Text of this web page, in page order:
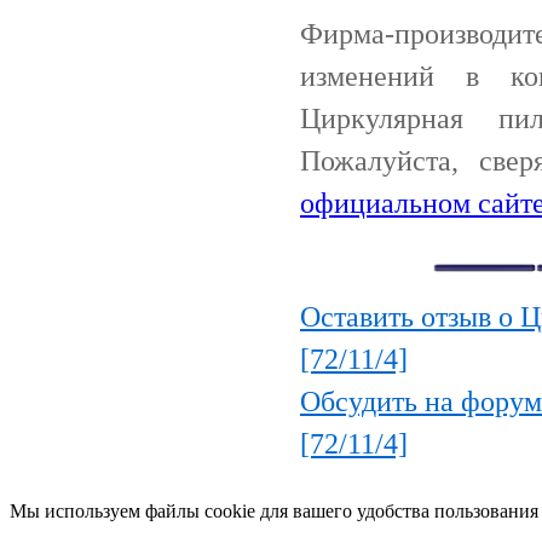
Фирма-
изменений в
Циркулярная
Пожалуйста,
официальном
Оставить отзыв о
[72/11/4]
Обсудить на
[72/11/4]
Мы используем файлы cookie для вашего удобства